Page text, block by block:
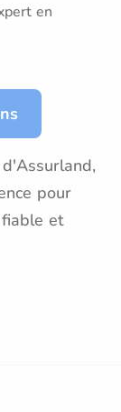
en
pour
et